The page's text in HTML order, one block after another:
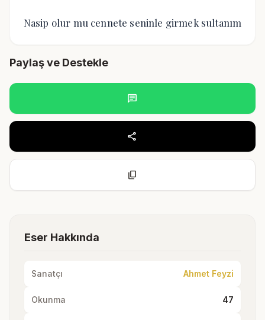
Nasip olur mu cennete seninle girmek sultanım
Paylaş ve Destekle
chat
share
content_copy
Eser Hakkında
Sanatçı Ahmet Feyzi
Okunma 47